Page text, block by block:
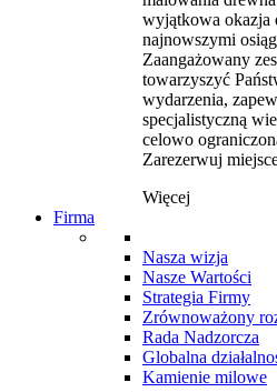
wyjątkowa okazja
najnowszymi
Zaangażowany
towarzyszyć
wydarzenia,
specjalistyczną
celowo
Zarezerwuj
Więcej
Firma
Nasza wizja
Nasze Wartości
Strategia Firmy
Zrównoważony
Rada Nadzorcza
Globalna
Kamienie milowe